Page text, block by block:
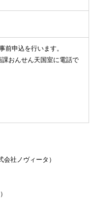
前申込を行います。
おんせん天国室に電話で
社ノヴィータ）